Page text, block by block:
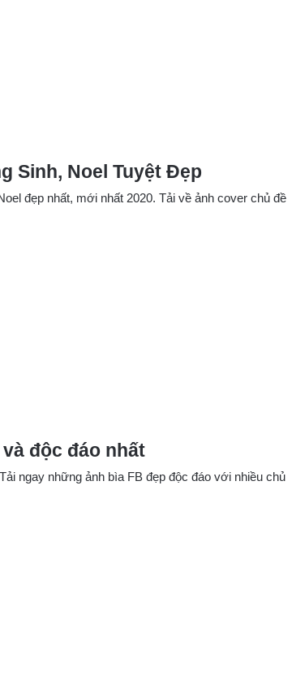
Sinh, Noel Tuyệt Đẹp
đẹp nhất, mới nhất 2020. Tải về ảnh cover chủ đề
độc đáo nhất
ngay những ảnh bìa FB đẹp độc đáo với nhiều chủ